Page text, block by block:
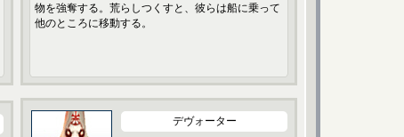
物を強奪する。荒らしつくすと、彼らは船に乗って
他のところに移動する。
デヴォーター